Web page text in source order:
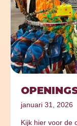
januari 31, 2026
Kijk hier voor de